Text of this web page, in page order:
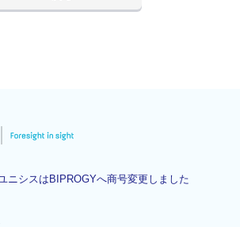
ニシスはBIPROGYへ商号変更しました